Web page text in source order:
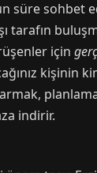
süre sohbet
için
kişinin
planlama
indirir.